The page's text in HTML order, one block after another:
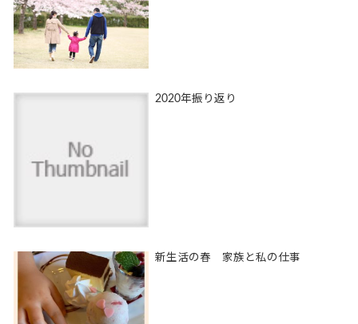
2020年振り返り
新生活の春 家族と私の仕事